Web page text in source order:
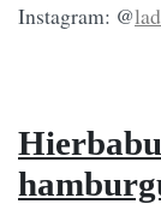
Instagram: @